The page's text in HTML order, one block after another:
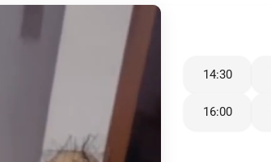
14:30
16:00